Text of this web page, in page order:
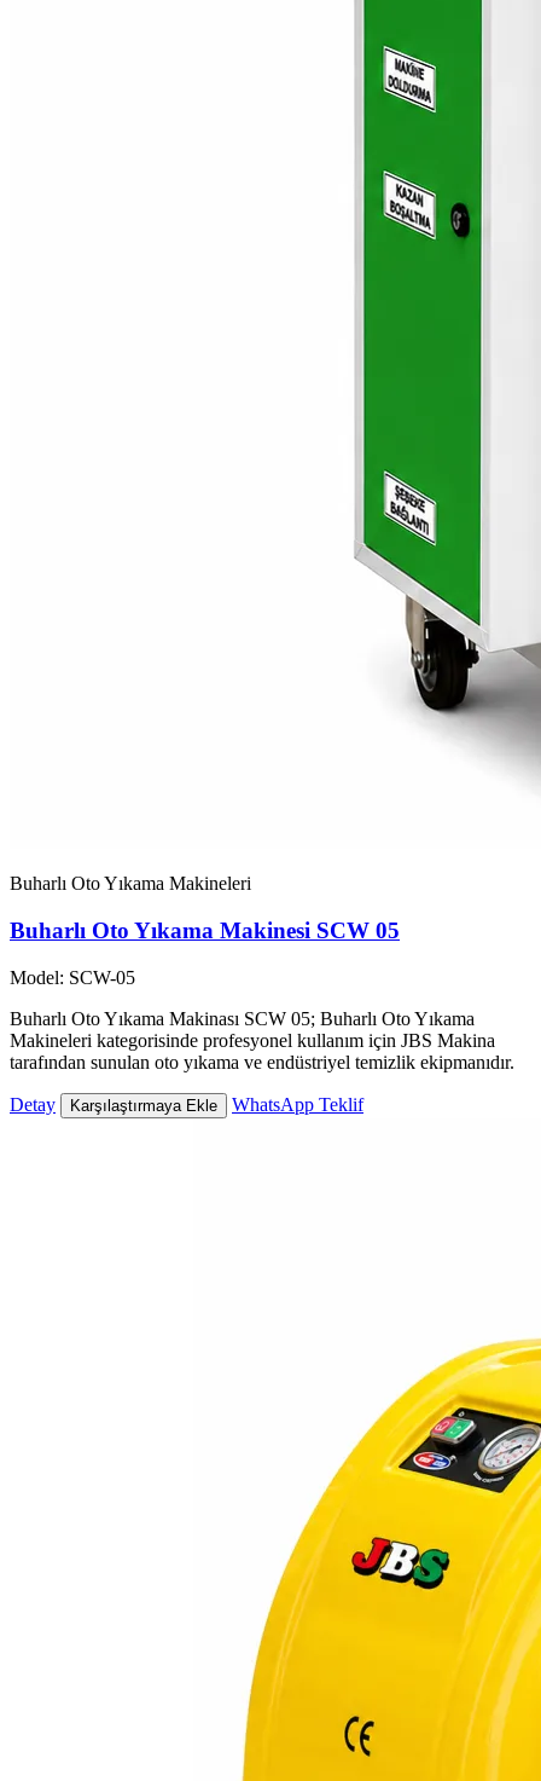
Buharlı Oto Yıkama Makineleri
Buharlı Oto Yıkama Makinesi SCW 05
Model: SCW-05
Buharlı Oto Yıkama Makinası SCW 05; Buharlı Oto Yıkama
Makineleri kategorisinde profesyonel kullanım için JBS Makina
tarafından sunulan oto yıkama ve endüstriyel temizlik ekipmanıdır.
Detay Karşılaştırmaya Ekle WhatsApp Teklif